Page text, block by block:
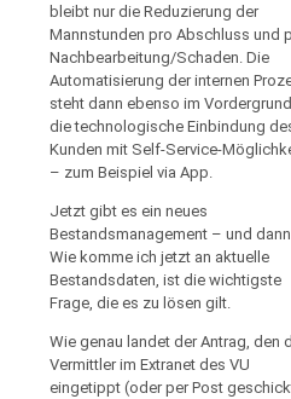
bleibt nur die Reduzierung der
Mannstunden pro Abschluss und
Nachbearbeitung/Schaden. Die
Automatisierung der internen
steht dann ebenso im
die technologische Einbindung
Kunden mit Self-Service-
– zum Beispiel via App.
Jetzt gibt es ein neues
Bestandsmanagement – und
Wie komme ich jetzt an aktuelle
Bestandsdaten, ist die wichtigste
Frage, die es zu lösen gilt.
Wie genau landet der Antrag, den
Vermittler im Extranet des VU
eingetippt (oder per Post